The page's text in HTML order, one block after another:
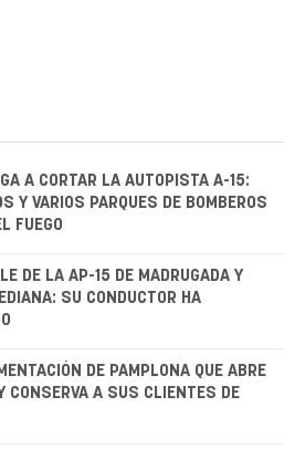
A CORTAR LA AUTOPISTA A-15:
Y VARIOS PARQUES DE BOMBEROS
FUEGO
DE LA AP-15 DE MADRUGADA Y
SU CONDUCTOR HA
DE PAMPLONA QUE ABRE
CONSERVA A SUS CLIENTES DE